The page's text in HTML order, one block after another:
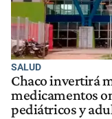
SALUD
Chaco invertirá
medicamentos
pediátricos y